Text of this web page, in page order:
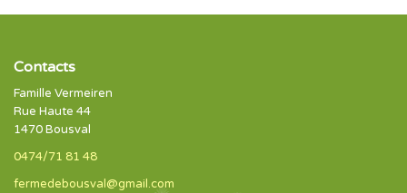
Contacts
Famille Vermeiren
Rue Haute 44
1470 Bousval
0474/71 81 48
fermedebousval@gmail.com